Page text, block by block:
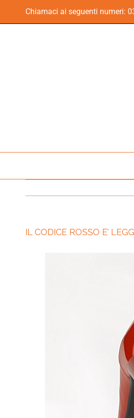
Chiamaci ai seguenti numeri:
IL CODICE ROSSO E’